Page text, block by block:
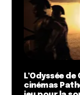
L’Odyssée
cinémas